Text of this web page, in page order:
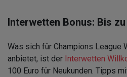
Interwetten Bonus: Bis
Was sich für Champions League
anbietet, ist der Interwetten
100 Euro für Neukunden. Tipps